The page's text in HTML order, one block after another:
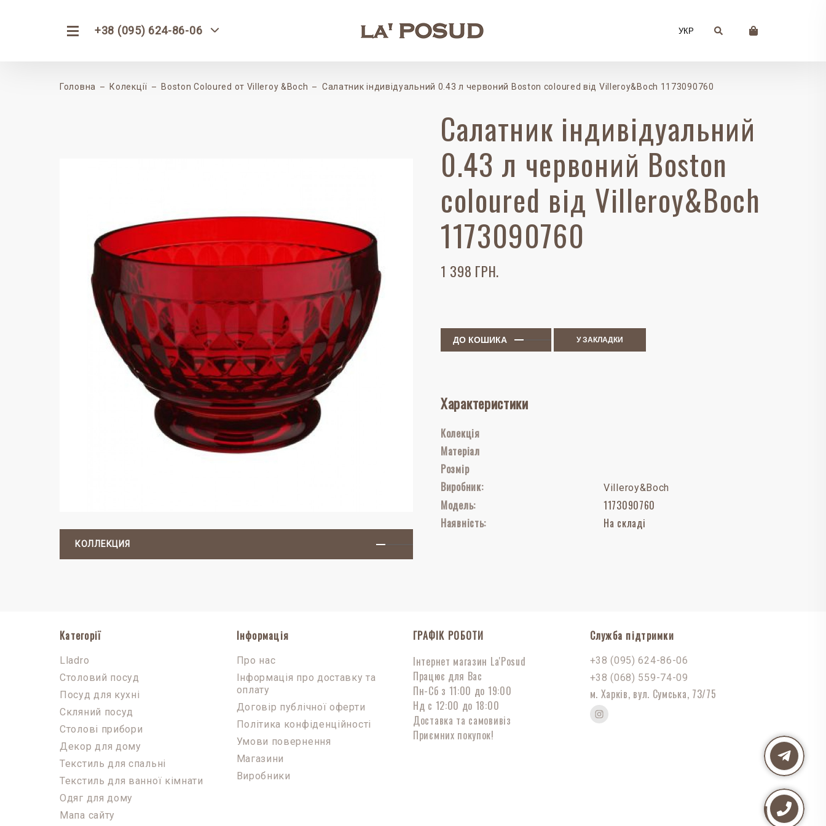
+38 (095) 624-86-06 УКР
Головна Колекції Boston Coloured от Villeroy &Boch Салатник iндивідуальний 0.43 л червоний Boston coloured від Villeroy&Boch 1173090760
КОЛЛЕКЦИЯ
Салатник iндивідуальний
0.43 л червоний Boston
coloured від Villeroy&Boch
1173090760
1 398 ГРН.
ДО КОШИКА У ЗАКЛАДКИ
Характеристики
Колекція
Матеріал
Розмір
Виробник:
Villeroy&Boch
Модель:
1173090760
Наявність:
На складі
Категорії
Lladro
Столовий посуд
Посуд для кухні
Скляний посуд
Столові прибори
Декор для дому
Текстиль для спальні
Текстиль для ванної кімнати
Одяг для дому
Мапа сайту
Інформація
Про нас
Інформація про доставку та
оплату
Договір публічної оферти
Політика конфіденційності
Умови повернення
Магазини
Виробники
ГРАФІК РОБОТИ
Інтернет магазин La'Posud
Працює для Вас
Пн-Сб з 11:00 до 19:00
Нд с 12:00 до 18:00
Доставка та самовивіз
Приємних покупок!
Служба підтримки
+38 (095) 624-86-06
+38 (068) 559-74-09
м. Харків, вул. Сумська, 73/75